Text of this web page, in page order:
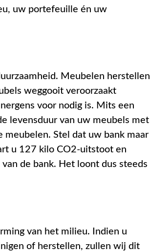
uw portefeuille én uw
Meubelen herstellen
weggooit veroorzaakt
voor nodig is. Mits een
levensduur van uw meubels met
meubelen. Stel dat uw bank maar
u 127 kilo CO2-uitstoot en
de bank. Het loont dus steeds
van het milieu. Indien u
of herstellen, zullen wij dit